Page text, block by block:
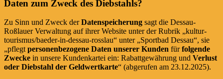
Daten zum Zweck des Diebstahls?
Zu Sinn und Zweck derDatenspeicherung sagt die Dessau-
Roßlauer Verwaltung auf ihrer Website unter der Rubrik „kultur-
tourismus/baeder-in-dessau-rosslau“ unter „Sportbad Dessau“, sie
„pflegt personenbezogene Daten unserer Kunden fürfolgende
Zwecke in unsere Kundenkartei ein: Rabattgewährung und Verlust
oder Diebstahl der Geldwertkarte“ (abgerufen am 23.12.2025).